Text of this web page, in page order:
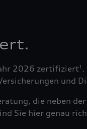
2026 zertifiziert1
und
die neben
Sie hier genau